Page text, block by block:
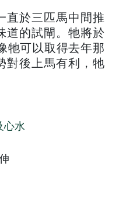
直於三匹馬中間推
道的試閘。牠將於
牠可以取得去年那
對後上馬有利，牠
心水